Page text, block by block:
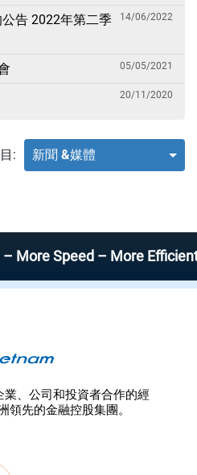
告 2022年第二季
14/06/2022
05/05/2021
20/11/2020
: 新聞 &媒體
Speed – More Efficient
、公司和投資者合作的經
領先的金融控股集團。